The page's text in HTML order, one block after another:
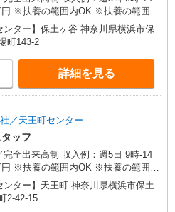
円 ※扶養の範囲内OK ※扶養の範囲を
も応相談 ・備考 働ける時間や環境に
限に考慮します 働いた分はしっかり
※研修期間（日給3,675円、3日間）
ンター】保土ヶ谷 神奈川県横浜市保
町143-2
詳細を見る
／天王町センター
ッフ
完全出来高制 収入例：週5日 9時-14
円 ※扶養の範囲内OK ※扶養の範囲を
も応相談 ・備考 働ける時間や環境に
限に考慮します 働いた分はしっかり
研修期間（日給3,675円、3日間）
ンター】天王町 神奈川県横浜市保土
2-42-15